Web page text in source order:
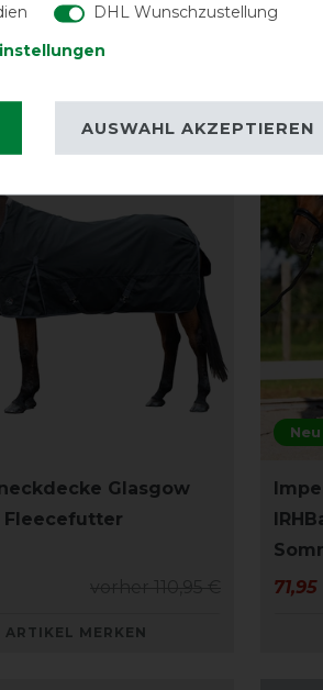
vorher 354,90 €
Glasgow
Fleecefutter
ARTIKEL MERKEN
Neu
DHL Wunschzustellung
AUSWAHL AKZEPTIEREN